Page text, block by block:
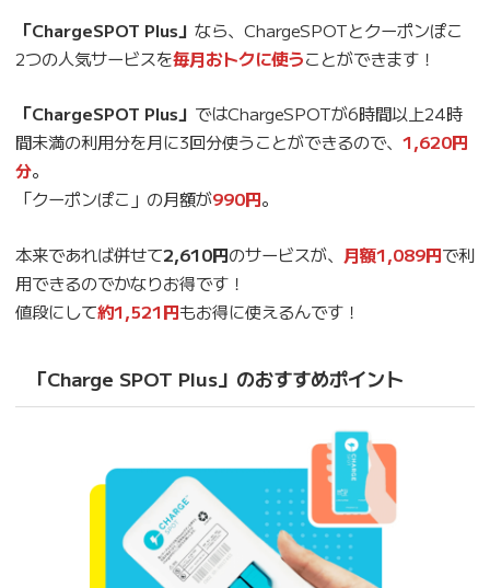
「ChargeSPOT Plus」 なら、ChargeSPOTとクーポンぽこ
2つの人気サービスを毎月おトクに使うことができます！
「ChargeSPOT Plus」 ではChargeSPOTが6時間以上24時
間未満の利用分を月に3回分使うことができるので、 1,620円
分。
「クーポンぽこ」の月額が990円。
本来であれば併せて2,610円のサービスが、 月額1,089円で利
用できるのでかなりお得です！
値段にして約1,521円もお得に使えるんです！
「Charge SPOT Plus」のおすすめポイント